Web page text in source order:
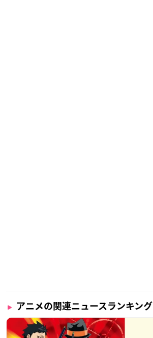
アニメの関連ニュースランキング